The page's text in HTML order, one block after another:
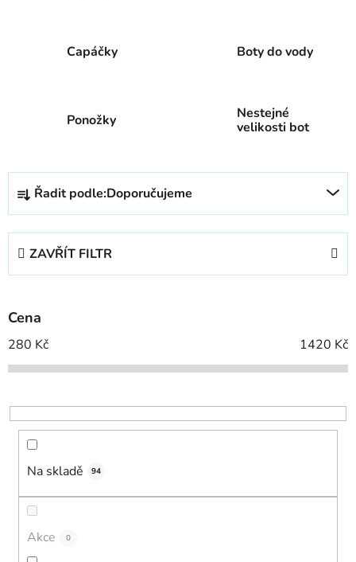
Capáčky Boty do vody
Ponožky
Nestejné
velikosti bot
Ř
z
p
r
o
d
k
t
Řadit podle:Doporučujeme
ZAVŘÍT FILTR
Cena
280 Kč 1420 Kč
Na skladě 94
Akce 0